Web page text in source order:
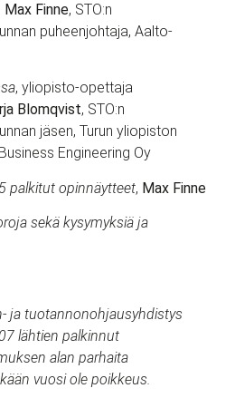
Max Finne, STO:n
puheenjohtaja, Aalto-
, yliopisto-opettaja
Blomqvist, STO:n
jäsen, Turun yliopiston
Engineering Oy
palkitut opinnäytteet, Max Finne
sekä kysymyksiä ja
ja tuotannonohjausyhdistys
lähtien palkinnut
alan parhaita
vuosi ole poikkeus.